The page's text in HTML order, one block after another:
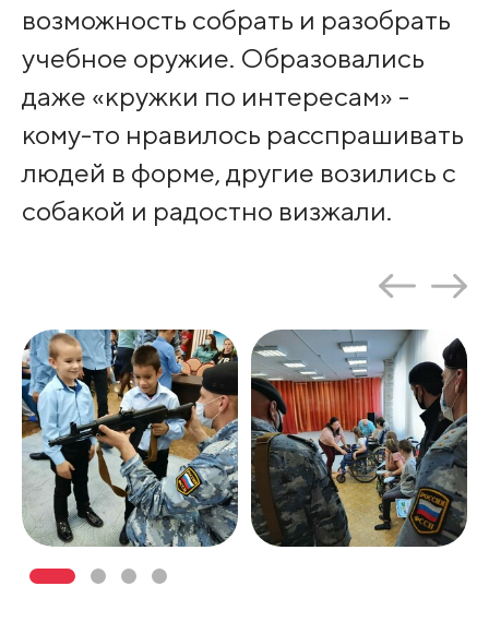
возможность собрать и разобрать
учебное оружие. Образовались
даже «кружки по интересам» -
кому-то нравилось расспрашивать
людей в форме, другие возились с
собакой и радостно визжали.